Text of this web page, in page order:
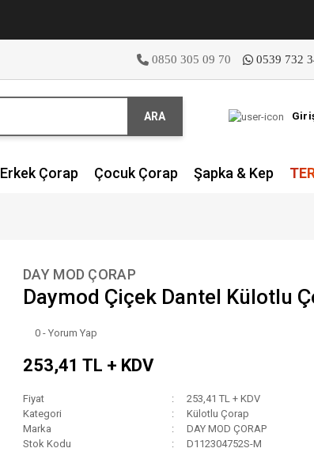
0850 305 09 70 0539 732
ARA
Erkek Çorap Çocuk Çorap Şapka & Kep
DAY MOD ÇORAP
Daymod Çiçek Dantel Külotlu
0 - Yorum Yap
253,41 TL + KDV
Fiyat
253,41 TL + KDV
Kategori
Külotlu Çorap
Marka
DAY MOD ÇORAP
Stok Kodu
D112304752S-M